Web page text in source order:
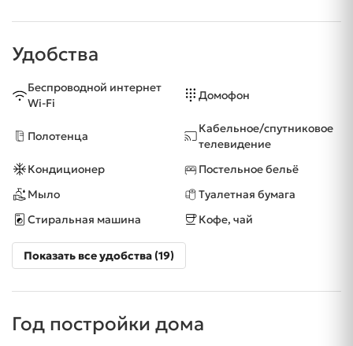
Удобства
Беспроводной интернет
Wi-Fi
Домофон
Полотенца
Кабельное/спутниковое
телевидение
Кондиционер
Постельное бельё
Мыло
Туалетная бумага
Стиральная машина
Кофе, чай
Показать все удобства (19)
Год постройки дома